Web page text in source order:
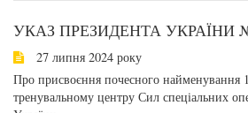
УКАЗ ПРЕЗИДЕНТА УКРАЇНИ
27 липня 2024 року
Про присвоєння почесного найменування
тренувальному центру Сил спеціальних